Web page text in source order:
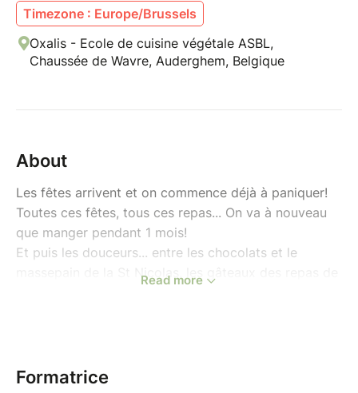
Timezone : Europe/Brussels
Oxalis - Ecole de cuisine végétale ASBL,
Chaussée de Wavre, Auderghem, Belgique
About
Les fêtes arrivent et on commence déjà à paniquer!
Toutes ces fêtes, tous ces repas... On va à nouveau
que manger pendant 1 mois!
Et puis les douceurs... entre les chocolats et le
massepain de la St Nicolas, les gâteaux des repas de
Read more
Formatrice